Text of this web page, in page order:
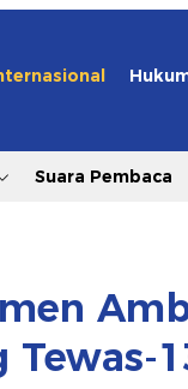
Suara Pembaca
Tewas-